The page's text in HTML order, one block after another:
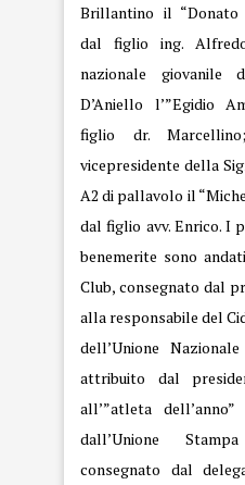
Brillantino il “Donato
dal figlio ing.
nazionale giovanile
D’Aniello l’”Egidio
figlio dr.
vicepresidente della
A2 di pallavolo il
dal figlio avv. Enrico. I
benemerite sono
Club, consegnato dal
alla responsabile del
dell’Unione
attribuito dal
all’”atleta
dall’Unione
consegnato dal